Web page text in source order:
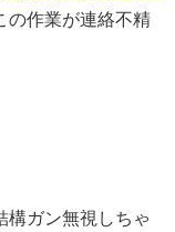
の作業が連絡不精
構ガン無視しちゃ